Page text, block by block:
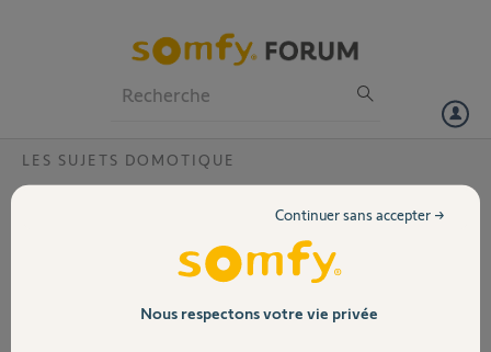
Volet
LES SUJETS DOMOTIQUE
bonjour impossible de me connecté avec
Bonjour, impossible de se connecté avec ma box tahoma (erreur
serveur) j'ai essayer par la tableau de bord somfy toujours rien
Nous respectons votre vie privée
Continuer sans accepter →